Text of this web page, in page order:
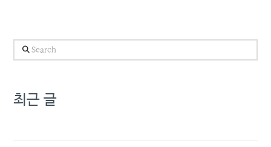
Search
최근 글